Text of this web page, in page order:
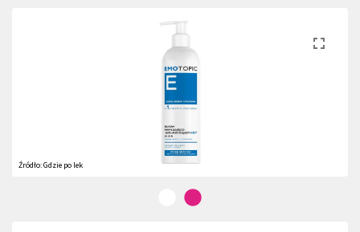
Źródło:Gdzie po lek